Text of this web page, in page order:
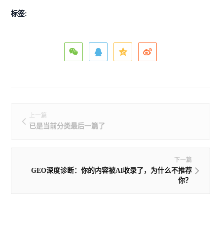
标签:
上一篇
已是当前分类最后一篇了
下一篇
GEO深度诊断：你的内容被AI收录了，为什么不推荐
你？